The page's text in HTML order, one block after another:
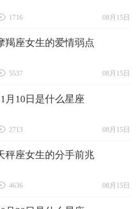
08月15日
1716
羯座女生的爱情弱点
08月15日
5537
月10日是什么星座
08月15日
2713
秤座女生的分手前兆
08月15日
4636